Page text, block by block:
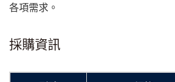
各項需求。
採購資訊